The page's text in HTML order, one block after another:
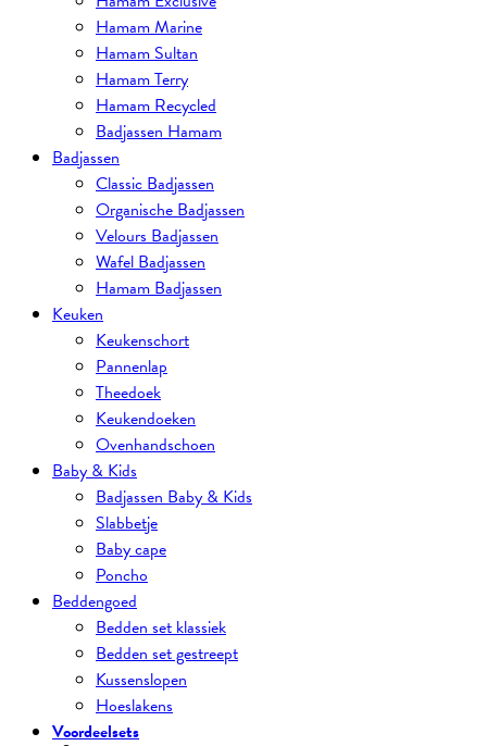
Hamam Marine
Hamam Sultan
Hamam Terry
Hamam Recycled
Badjassen Hamam
Badjassen
Classic Badjassen
Organische Badjassen
Velours Badjassen
Wafel Badjassen
Hamam Badjassen
Keuken
Keukenschort
Pannenlap
Theedoek
Keukendoeken
Ovenhandschoen
Baby & Kids
Badjassen Baby & Kids
Slabbetje
Baby cape
Poncho
Beddengoed
Bedden set klassiek
Bedden set gestreept
Kussenslopen
Hoeslakens
Voordeelsets